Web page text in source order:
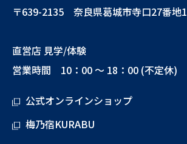
〒639-2135 奈良県葛城市寺口27番地1
直営店 見学/体験
営業時間 10：00 ～ 18：00 (不定休)
公式オンラインショップ
梅乃宿KURABU